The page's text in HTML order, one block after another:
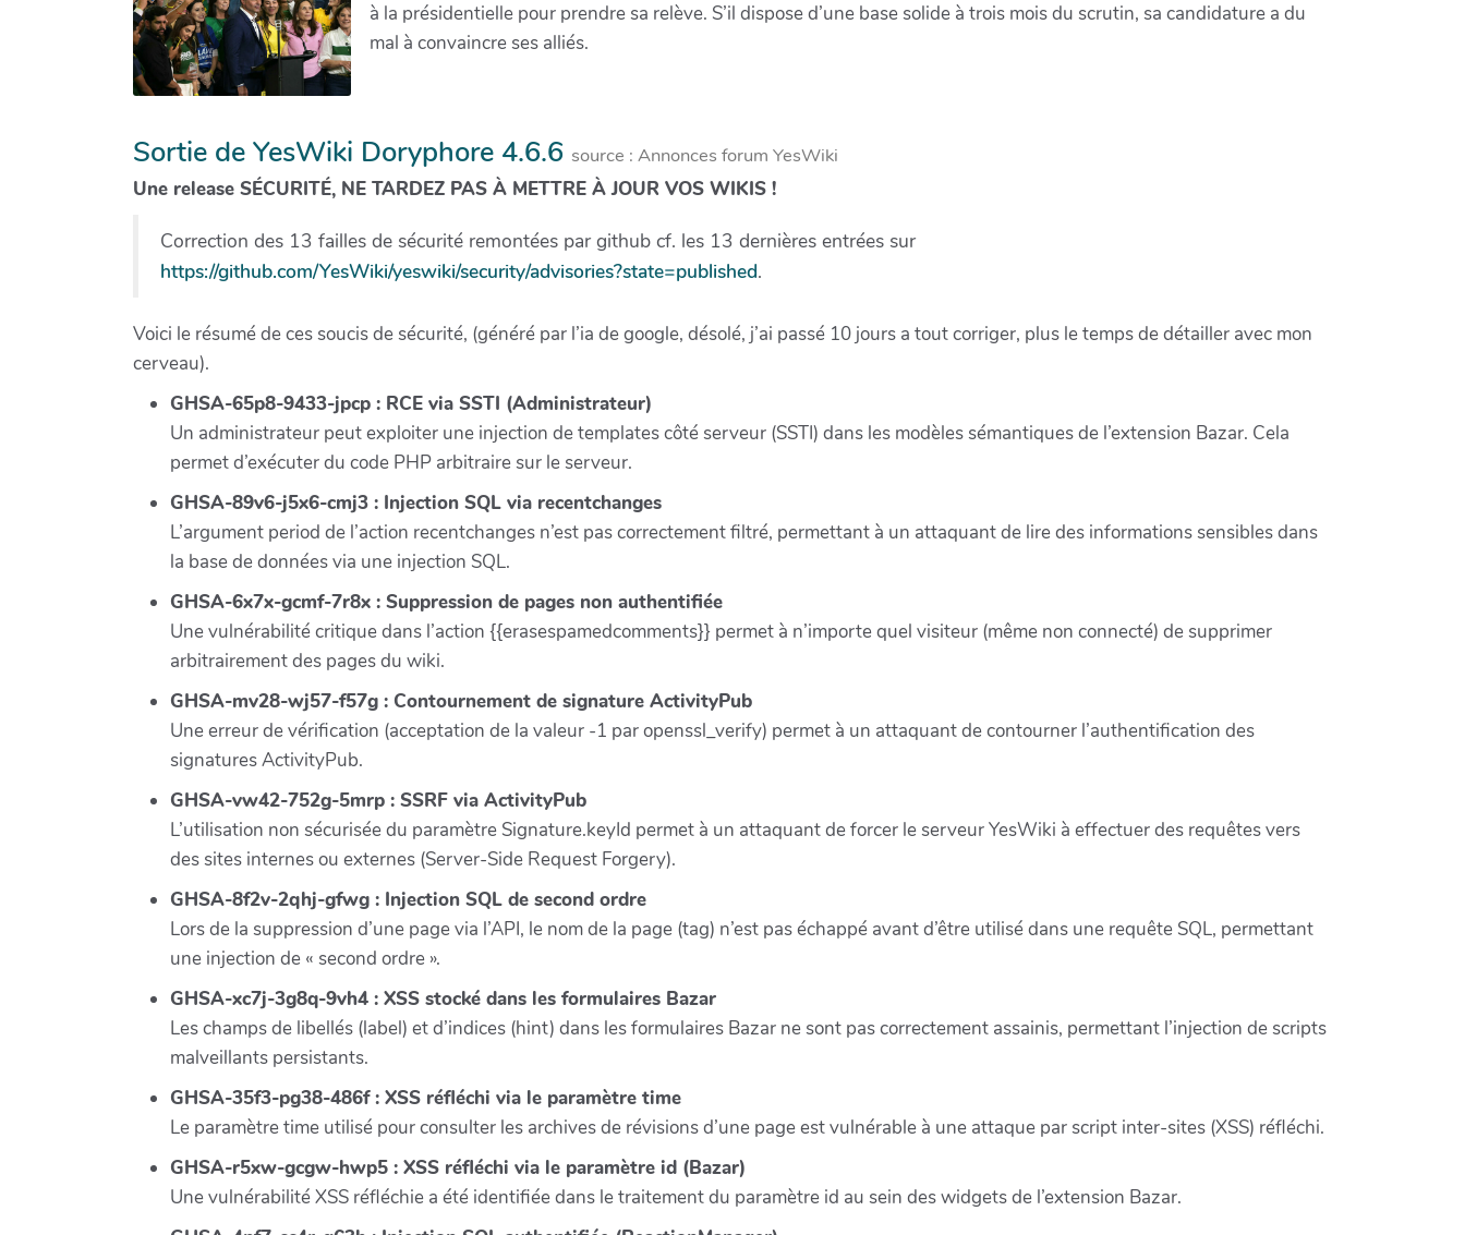
à la présidentielle pour prendre sa relève. S’il dispose d’une base solide à trois mois du scrutin, sa candidature a du
mal à convaincre ses alliés.
Sortie de YesWiki Doryphore 4.6.6 source : Annonces forum YesWiki
Une release SÉCURITÉ, NE TARDEZ PAS À METTRE À JOUR VOS WIKIS !
Correction des 13 failles de sécurité remontées par github cf. les 13 dernières entrées sur
https://github.com/YesWiki/yeswiki/security/advisories?state=published.
Voici le résumé de ces soucis de sécurité, (généré par l’ia de google, désolé, j’ai passé 10 jours a tout corriger, plus le temps de détailler avec mon
cerveau).
GHSA-65p8-9433-jpcp : RCE via SSTI (Administrateur)
Un administrateur peut exploiter une injection de templates côté serveur (SSTI) dans les modèles sémantiques de l’extension Bazar. Cela
permet d’exécuter du code PHP arbitraire sur le serveur.
GHSA-89v6-j5x6-cmj3 : Injection SQL via recentchanges
L’argument period de l’action recentchanges n’est pas correctement filtré, permettant à un attaquant de lire des informations sensibles dans
la base de données via une injection SQL.
GHSA-6x7x-gcmf-7r8x : Suppression de pages non authentifiée
Une vulnérabilité critique dans l’action {{erasespamedcomments}} permet à n’importe quel visiteur (même non connecté) de supprimer
arbitrairement des pages du wiki.
GHSA-mv28-wj57-f57g : Contournement de signature ActivityPub
Une erreur de vérification (acceptation de la valeur -1 par openssl_verify) permet à un attaquant de contourner l’authentification des
signatures ActivityPub.
GHSA-vw42-752g-5mrp : SSRF via ActivityPub
L’utilisation non sécurisée du paramètre Signature.keyId permet à un attaquant de forcer le serveur YesWiki à effectuer des requêtes vers
des sites internes ou externes (Server-Side Request Forgery).
GHSA-8f2v-2qhj-gfwg : Injection SQL de second ordre
Lors de la suppression d’une page via l’API, le nom de la page (tag) n’est pas échappé avant d’être utilisé dans une requête SQL, permettant
une injection de « second ordre ».
GHSA-xc7j-3g8q-9vh4 : XSS stocké dans les formulaires Bazar
Les champs de libellés (label) et d’indices (hint) dans les formulaires Bazar ne sont pas correctement assainis, permettant l’injection de scripts
malveillants persistants.
GHSA-35f3-pg38-486f : XSS réfléchi via le paramètre time
Le paramètre time utilisé pour consulter les archives de révisions d’une page est vulnérable à une attaque par script inter-sites (XSS) réfléchi.
GHSA-r5xw-gcgw-hwp5 : XSS réfléchi via le paramètre id (Bazar)
Une vulnérabilité XSS réfléchie a été identifiée dans le traitement du paramètre id au sein des widgets de l’extension Bazar.